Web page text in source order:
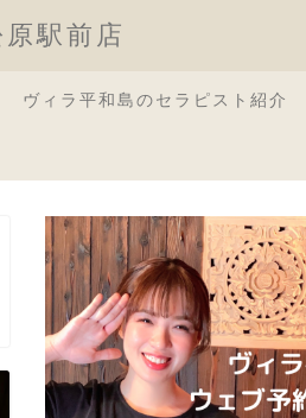
駅前店
ヴィラ平和島のセラピスト紹介